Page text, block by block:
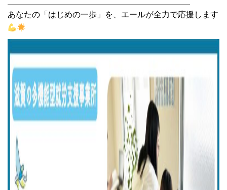
あなたの「はじめの一歩」を、エールが全力で応援します